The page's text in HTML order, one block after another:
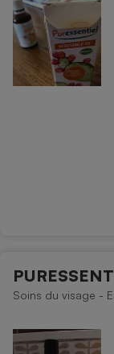
Soins du visage -